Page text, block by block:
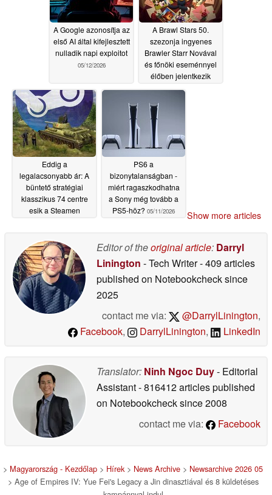
A Google azonosítja az
első AI által kifejlesztett
nulladik napi exploitot
05/12/2026
A Brawl Stars 50.
szezonja ingyenes
Brawler Starr Novával
és főnöki eseménnyel
élőben jelentkezik
05/12/2026
Eddig a
legalacsonyabb ár: A
büntető stratégiai
klasszikus 74 centre
esik a Steamen
PS6 a
bizonytalanságban -
miért ragaszkodhatna
a Sony még tovább a
PS5-höz? 05/11/2026 Show more articles
Editor of theoriginal article: Darryl
Linington - Tech Writer- 409 articles
published on Notebookchecksince
2025
contact me via:
@DarrylLinington,
Facebook, DarrylLinington, LinkedIn
Translator: Ninh Ngoc Duy- Editorial
Assistant- 816412 articles published
on Notebookchecksince 2008
contact me via:
Facebook
> Magyarország - Kezdőlap > Hírek> News Archive > Newsarchive 2026 05
> Age of Empires IV: Yue Fei's Legacy a Jin dinasztiával és 8 küldetéses